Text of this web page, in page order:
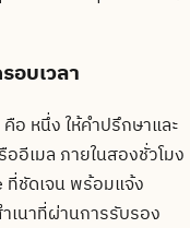
อบเวลา
อ หนึ่ง ให้คำปรึกษาและ
อีเมล ภายในสองชั่วโมง
ที่ชัดเจน พร้อมแจ้ง
เนาที่ผ่านการรับรอง